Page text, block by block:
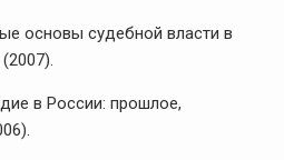
основы судебной власти в
в России: прошлое,